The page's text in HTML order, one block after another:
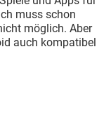
muss schon
möglich. Aber
auch kompatibel